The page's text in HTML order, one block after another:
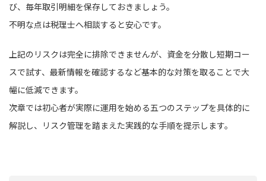
び、毎年取引明細を保存しておきましょう。
不明な点は税理士へ相談すると安心です。
上記のリスクは完全に排除できませんが、資金を分散し短期コー
スで試す、最新情報を確認するなど基本的な対策を取ることで大
幅に低減できます。
次章では初心者が実際に運用を始める五つのステップを具体的に
解説し、リスク管理を踏まえた実践的な手順を提示します。